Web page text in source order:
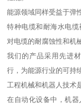
能源领域同样受益于弹
特种电缆和耐海水电
对电缆的耐腐蚀性和机
我们的产品采用先进
行，为能源行业的可持
工程机械和机器人技术
在自动化设备中，机